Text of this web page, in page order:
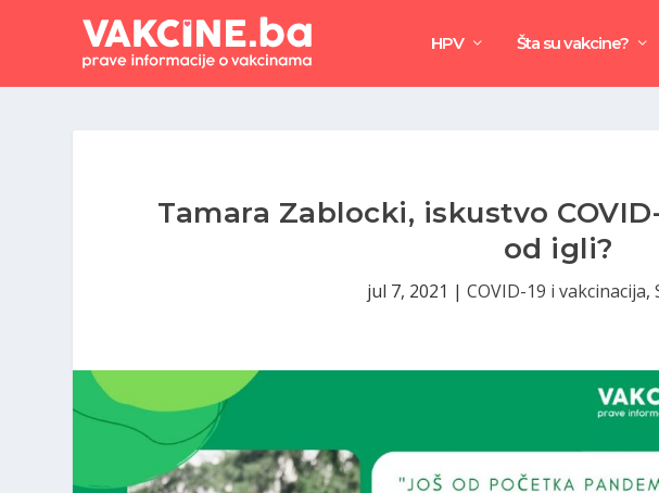
HPV Šta su vakcine?
Tamara Zablocki, iskustvo
od igli?
jul 7, 2021 | COVID-19 i vakcinacija,